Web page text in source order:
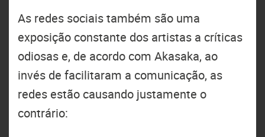
As redes sociais também são uma
exposição constante dos artistas a críticas
odiosas e, de acordo com Akasaka, ao
invés de facilitaram a comunicação, as
redes estão causando justamente o
contrário: